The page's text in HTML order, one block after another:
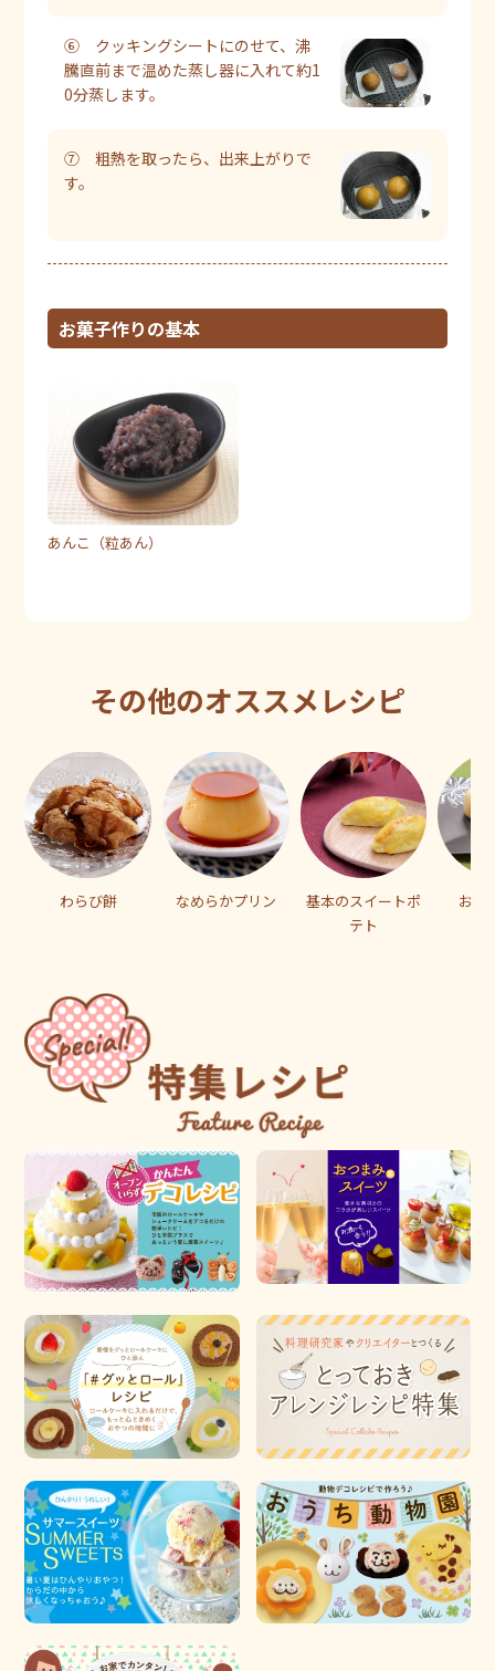
⑥ クッキングシートにのせて、沸
騰直前まで温めた蒸し器に入れて約1
0分蒸します。
⑦ 粗熱を取ったら、出来上がりで
す。
お菓子作りの基本
あんこ（粒あん）
その他のオススメレシピ
わらび餅 なめらかプリン
基本のスイートポ
テト
おま